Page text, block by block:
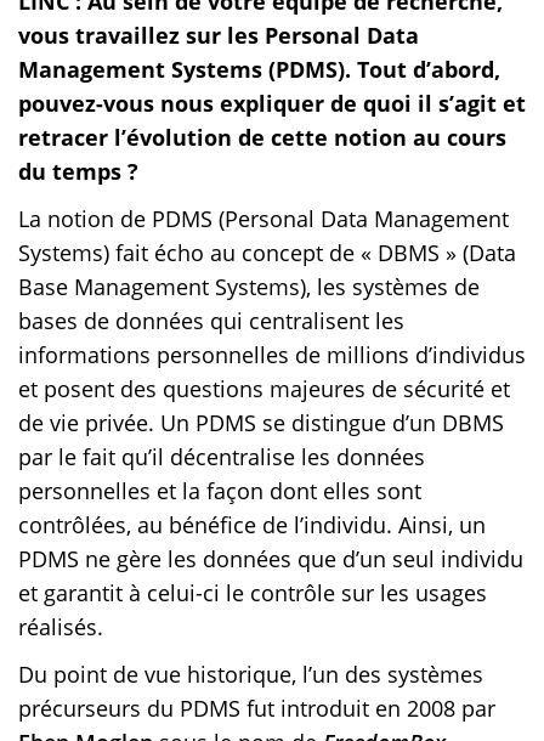
vous travaillez sur les Personal Data
Management Systems (PDMS). Tout d’abord,
pouvez-vous nous expliquer de quoi il s’agit et
retracer l’évolution de cette notion au cours
du temps ?
La notion de PDMS (Personal Data Management
Systems) fait écho au concept de « DBMS » (Data
Base Management Systems), les systèmes de
bases de données qui centralisent les
informations personnelles de millions d’individus
et posent des questions majeures de sécurité et
de vie privée. Un PDMS se distingue d’un DBMS
par le fait qu’il décentralise les données
personnelles et la façon dont elles sont
contrôlées, au bénéfice de l’individu. Ainsi, un
PDMS ne gère les données que d’un seul individu
et garantit à celui-ci le contrôle sur les usages
réalisés.
Du point de vue historique, l’un des systèmes
précurseurs du PDMS fut introduit en 2008 par